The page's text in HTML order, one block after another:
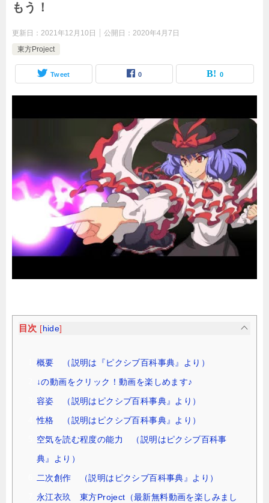
もう！
更新日： 2021年12月10日 公開日： 2020年4月7日
東方Project
Tweet 0 0
目次 [ hide]
概要 （説明は『ピクシブ百科事典』より）
↓の動画をクリック！動画を楽しめます♪
容姿 （説明はピクシブ百科事典』より）
性格 （説明はピクシブ百科事典』より）
空気を読む程度の能力 （説明はピクシブ百科事
典』より）
二次創作 （説明はピクシブ百科事典』より）
永江衣玖 東方Project（最新無料動画を楽しみまし